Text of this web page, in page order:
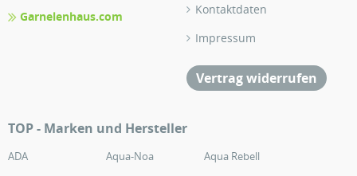
Garnelenhaus.com
Kontaktdaten
Impressum
Vertrag widerrufen
TOP - Marken und Hersteller
ADA Aqua-Noa
Aqua Rebell